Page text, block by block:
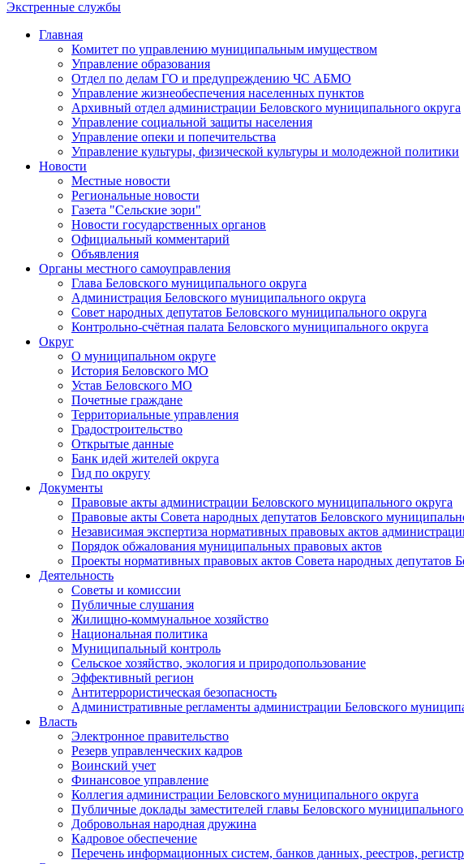
Экстренные службы
Главная
Комитет по управлению муниципальным имуществом
Управление образования
Отдел по делам ГО и предупреждению ЧС АБМО
Управление жизнеобеспечения населенных пунктов
Архивный отдел администрации Беловского муниципального округа
Управление социальной защиты населения
Управление опеки и попечительства
Управление культуры, физической культуры и молодежной политики
Новости
Местные новости
Региональные новости
Газета "Сельские зори"
Новости государственных органов
Официальный комментарий
Объявления
Органы местного самоуправления
Глава Беловского муниципального округа
Администрация Беловского муниципального округа
Совет народных депутатов Беловского муниципального округа
Контрольно-счётная палата Беловского муниципального округа
Округ
О муниципальном округе
История Беловского МО
Устав Беловского МО
Почетные граждане
Территориальные управления
Градостроительство
Открытые данные
Банк идей жителей округа
Гид по округу
Документы
Правовые акты администрации Беловского муниципального округа
Правовые акты Совета народных депутатов Беловского
Независимая экспертиза нормативных правовых актов
Порядок обжалования муниципальных правовых актов
Проекты нормативных правовых актов Совета народных депутатов
Деятельность
Советы и комиссии
Публичные слушания
Жилищно-коммунальное хозяйство
Национальная политика
Муниципальный контроль
Сельское хозяйство, экология и природопользование
Эффективный регион
Антитеррористическая безопасность
Административные регламенты администрации Беловского
Власть
Электронное правительство
Резерв управленческих кадров
Воинский учет
Финансовое управление
Коллегия администрации Беловского муниципального округа
Публичные доклады заместителей главы Беловского муниципального
Добровольная народная дружина
Кадровое обеспечение
Перечень информационных систем, банков данных, реестров,